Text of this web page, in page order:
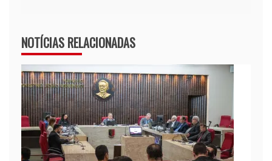
NOTÍCIAS RELACIONADAS